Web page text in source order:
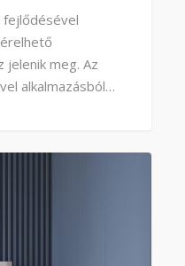
jelenik meg. Az
alkalmazásból…